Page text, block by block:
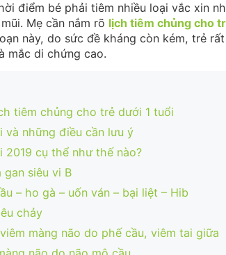
điểm bé phải tiêm nhiều loại vắc xin
Mẹ cần nắm rõ lịch tiêm chủng cho
này, do sức đề kháng còn kém, trẻ
mắc di chứng cao.
tiêm chủng cho trẻ dưới 1 tuổi
và những điều cần lưu ý
cụ thể như thế nào?
siêu vi B
– ho gà – uốn ván – bại liệt – Hib
chảy
màng não do phế cầu, viêm tai giữa